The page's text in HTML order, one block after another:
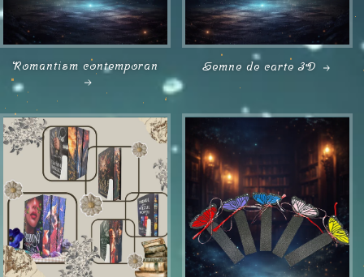
Romantism contemporan Semne de carte 3D